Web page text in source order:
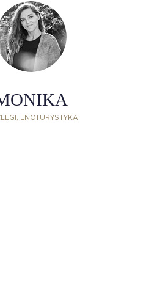
ENOTURYSTYKA